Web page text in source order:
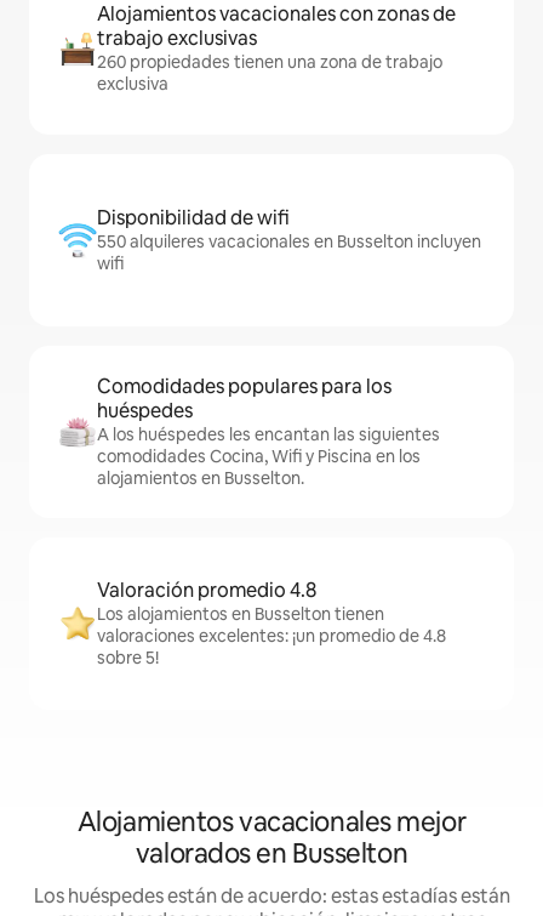
Alojamientos vacacionales con zonas de
trabajo exclusivas
260 propiedades tienen una zona de trabajo
exclusiva
Disponibilidad de wifi
550 alquileres vacacionales en Busselton incluyen
wifi
Comodidades populares para los
huéspedes
A los huéspedes les encantan las siguientes
comodidades Cocina, Wifi y Piscina en los
alojamientos en Busselton.
Valoración promedio 4.8
Los alojamientos en Busselton tienen
valoraciones excelentes: ¡un promedio de 4.8
sobre 5!
Alojamientos vacacionales mejor
valorados en Busselton
Los huéspedes están de acuerdo: estas estadías están